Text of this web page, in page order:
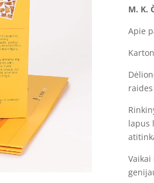
M. K.
Apie
lapus